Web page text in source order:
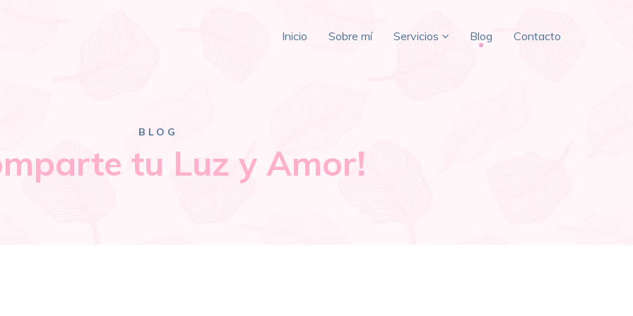
Inicio Sobre mí Servicios Blog Contacto
BLOG
tu Luz y Amor!